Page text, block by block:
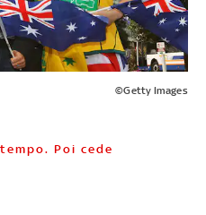
©Getty Images